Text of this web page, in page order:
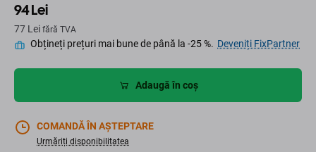
94 Lei
77 Lei fără TVA
Obțineți prețuri mai bune de până la -25 %. Deveniți FixPartner
Adaugă în coș
COMANDĂ ÎN AȘTEPTARE
Urmăriți disponibilitatea